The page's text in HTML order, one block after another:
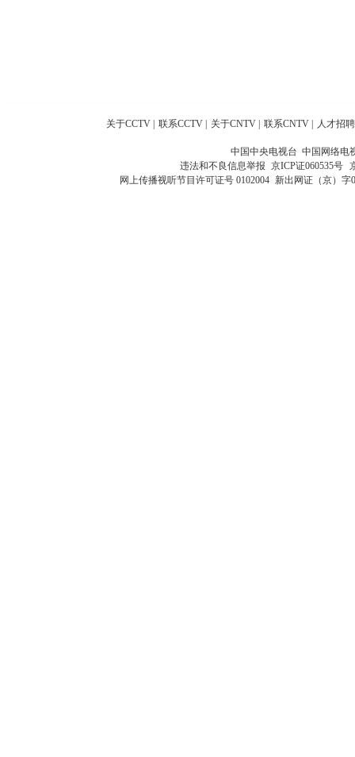
关于CCTV 联系CCTV 关于CNTV 联系CNTV 人才招聘
中国中央电视台 中国网络电
违法和不良信息举报 京ICP证060535号
网上传播视听节目许可证号 0102004 新出网证（京）